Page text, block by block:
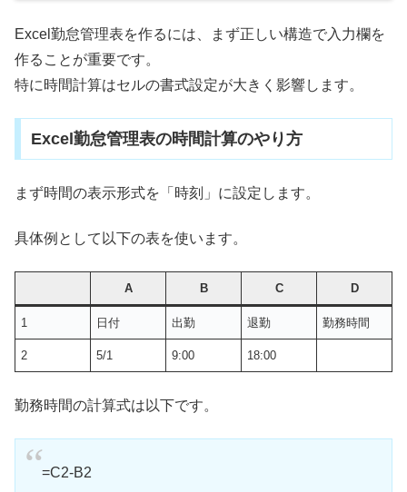
Excel勤怠管理表を作るには、まず正しい構造で入力欄を
作ることが重要です。
特に時間計算はセルの書式設定が大きく影響します。
Excel勤怠管理表の時間計算のやり方
まず時間の表示形式を「時刻」に設定します。
具体例として以下の表を使います。
A B C D
1 日付 出勤 退勤 勤務時間
2 5/1 9:00 18:00
勤務時間の計算式は以下です。
=C2-B2